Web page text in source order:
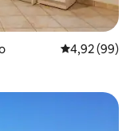
Évaluation
4,92 (99)